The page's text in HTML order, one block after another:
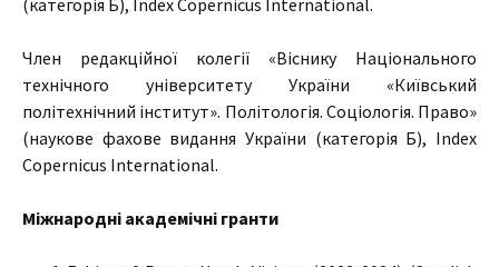
(категорія Б), Index Copernicus International.
Член редакційної колегії «Віснику Національного
технічного університету України «Київський
політехнічний інститут». Політологія. Соціологія. Право»
(наукове фахове видання України (категорія Б), Index
Copernicus International.
Міжнародні академічні гранти